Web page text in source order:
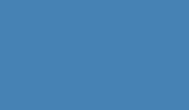
Miért pont a belga
Az ország, Belgium számomra fix
illetve egy kicsit hollandul is
megállapodása az említett
programot kezdtem egyeztetni az
egyetem a leuveni egyetemmel